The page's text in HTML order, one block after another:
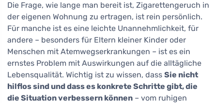
Die Frage, wie lange man bereit ist, Zigarettengeruch in
der eigenen Wohnung zu ertragen, ist rein persönlich.
Für manche ist es eine leichte Unannehmlichkeit, für
andere – besonders für Eltern kleiner Kinder oder
Menschen mit Atemwegserkrankungen – ist es ein
ernstes Problem mit Auswirkungen auf die alltägliche
Lebensqualität. Wichtig ist zu wissen, dass Sie nicht
hilflos sind und dass es konkrete Schritte gibt, die
die Situation verbessern können – vom ruhigen